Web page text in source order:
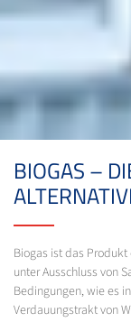
BIOGAS –
Biogas ist das
unter Ausschluss von
Bedingungen, wie es
Verdauungstrakt von